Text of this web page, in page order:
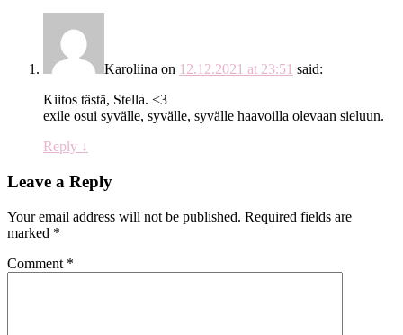
Karoliina on 12.12.2021 at 23:51 said:
Kiitos tästä, Stella. <3
exile osui syvälle, syvälle, syvälle haavoilla olevaan sieluun.
Reply ↓
Leave a Reply
Your email address will not be published. Required fields are
marked *
Comment *